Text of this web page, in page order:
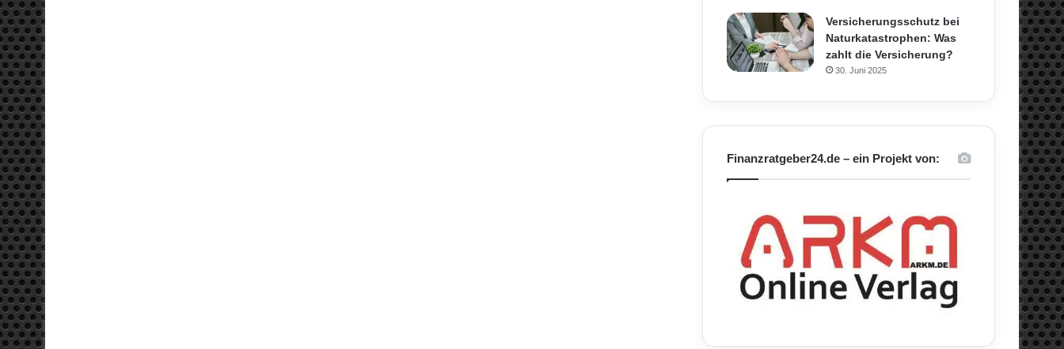
Versicherungsschutz bei
Naturkatastrophen: Was
zahlt die Versicherung?
30. Juni 2025
Finanzratgeber24.de – ein Projekt von: